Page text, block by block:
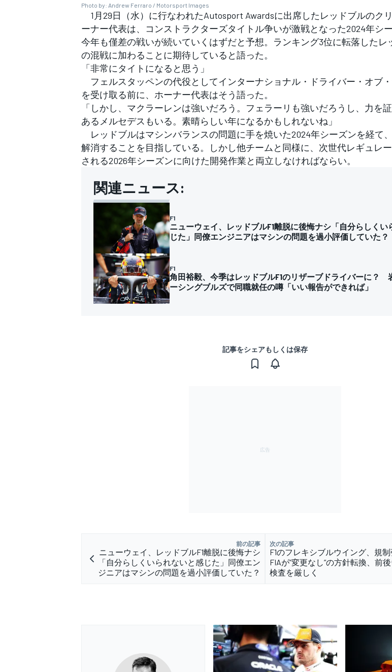
Photo by: Andrew Ferraro / Motorsport Images
1月29日（水）に行なわれたAutosport Awardsに出席したレッドブルのク
ーナー代表は、コンストラクターズタイトル争いが激戦となった2024年シー
今年も僅差の戦いが続いていくはずだと予想。ランキング3位に転落したレ
の混戦に加わることに期待していると語った。
「非常にタイトになると思う」
フェルスタッペンの代役としてインターナショナル・ドライバー・オブ
を受け取る前に、ホーナー代表はそう語った。
「しかし、マクラーレンは強いだろう。フェラーリも強いだろうし、力を
あるメルセデスもいる。素晴らしい年になるかもしれないね」
レッドブルはマシンバランスの問題に手を焼いた2024年シーズンを経て、
解消することを目指している。しかし他チームと同様に、次世代レギュレ
される2026年シーズンに向けた開発作業と両立しなければならい。
関連ニュース:
F1
ニューウェイ、レッドブルF1離脱に後悔ナシ「自分らしくい
じた」同僚エンジニアはマシンの問題を過小評価していた？
F1
角田裕毅、今季はレッドブルF1のリザーブドライバーに？
ーシングブルズで同職就任の噂「いい報告ができれば」
記事をシェアもしくは保存
前の記事
ニューウェイ、レッドブルF1離脱に後悔ナシ
「自分らしくいられないと感じた」同僚エン
ジニアはマシンの問題を過小評価していた？
次の記事
F1のフレキシブルウイング、規制
FIAが”変更なし”の方針転換、前
検査を厳しく